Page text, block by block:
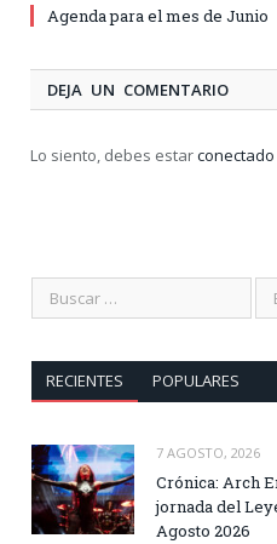
Agenda para el mes de Junio
DEJA UN COMENTARIO
Lo siento, debes estarconectado
RECIENTES POPULARES
7 AGOSTO, 2026
Crónica: Arch
jornada del
Agosto 2026